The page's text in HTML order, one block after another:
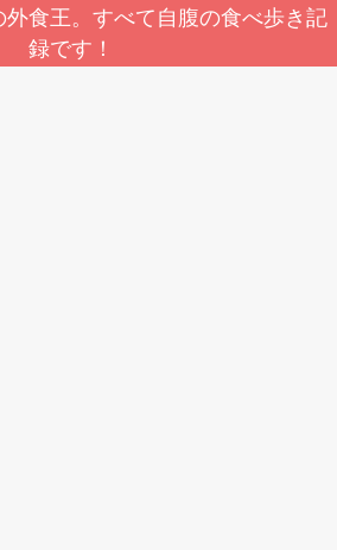
外食王。すべて自腹の食べ歩き記
録です！